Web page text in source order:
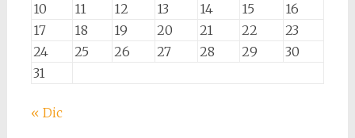
10
11 12 13 14 15
16
17
18 19 20 21 22
23
24
25 26 27 28 29
30
31
« Dic